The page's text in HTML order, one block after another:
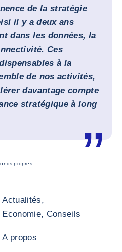
de la stratégie
il y a deux ans
dans les données, la
Ces
à la
de nos activités,
davantage compte
stratégique à long
propres
Actualités,
Economie, Conseils
A propos